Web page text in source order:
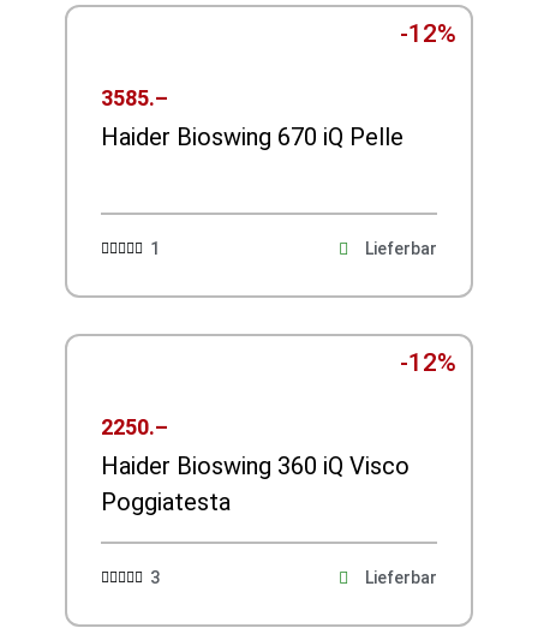
-12%
3585.–
Haider Bioswing 670 iQ Pelle
1
 Lieferbar
-12%
2250.–
Haider Bioswing 360 iQ Visco
Poggiatesta
3
 Lieferbar